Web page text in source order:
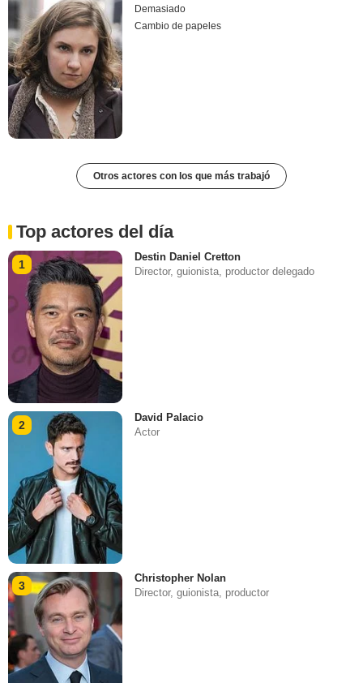
Demasiado
Cambio de papeles
Otros actores con los que más trabajó
Top actores del día
1
Destin Daniel Cretton
Director, guionista, productor delegado
2
David Palacio
Actor
3
Christopher Nolan
Director, guionista, productor